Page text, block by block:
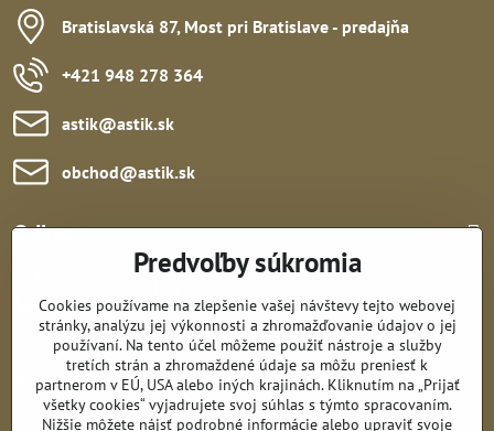
Bratislavská 87, Most pri Bratislave - predajňa
+421 948 278 364
astik​@astik​.sk
obchod​@astik​.sk
Odkazy:
Sledujte nás:
Predvoľby súkromia
Cookies používame na zlepšenie vašej návštevy tejto webovej
stránky, analýzu jej výkonnosti a zhromažďovanie údajov o jej
používaní. Na tento účel môžeme použiť nástroje a služby
tretích strán a zhromaždené údaje sa môžu preniesť k
partnerom v EÚ, USA alebo iných krajinách. Kliknutím na „Prijať
všetky cookies“ vyjadrujete svoj súhlas s týmto spracovaním.
Nižšie môžete nájsť podrobné informácie alebo upraviť svoje